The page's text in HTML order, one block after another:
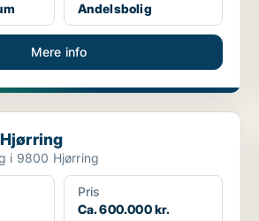
Andelsbolig
Mere info
i 9800 Hjørring
Pris
Ca. 600.000 kr.